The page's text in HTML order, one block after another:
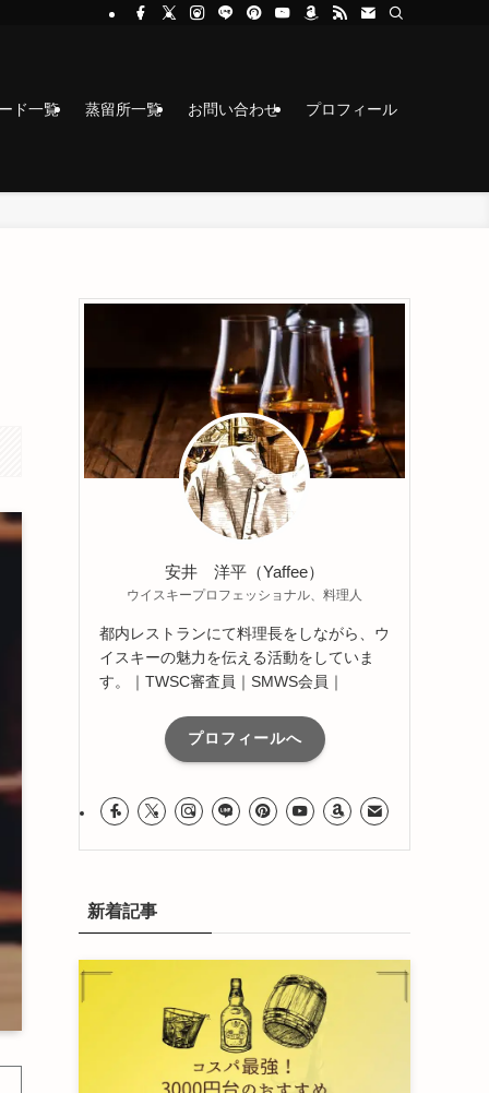
ド一覧 蒸留所一覧 お問い合わせ プロフィール
安井 洋平（Yaffee）
ウイスキープロフェッショナル、料理人
都内レストランにて料理長をしながら、ウ
イスキーの魅力を伝える活動をしていま
す。｜TWSC審査員｜SMWS会員｜
プロフィールへ
新着記事